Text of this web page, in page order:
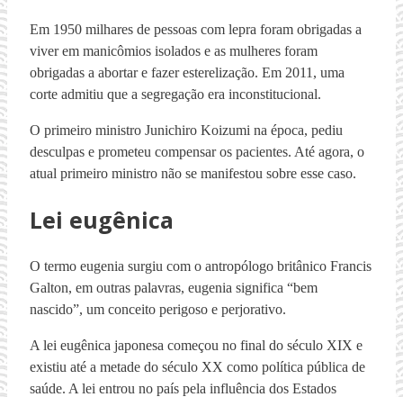
Em 1950 milhares de pessoas com lepra foram obrigadas a
viver em manicômios isolados e as mulheres foram
obrigadas a abortar e fazer esterelização. Em 2011, uma
corte admitiu que a segregação era inconstitucional.
O primeiro ministro Junichiro Koizumi na época, pediu
desculpas e prometeu compensar os pacientes. Até agora, o
atual primeiro ministro não se manifestou sobre esse caso.
Lei eugênica
O termo eugenia surgiu com o antropólogo britânico Francis
Galton, em outras palavras, eugenia significa “bem
nascido”, um conceito perigoso e perjorativo.
A lei eugênica japonesa começou no final do século XIX e
existiu até a metade do século XX como política pública de
saúde. A lei entrou no país pela influência dos Estados